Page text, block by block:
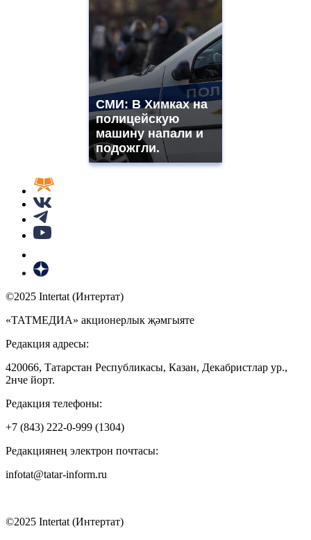
СМИ: В Химках на
полицейскую
машину напали и
подожгли.
©2025 Intertat (Интертат)
«ТАТМЕДИА» акционерлык җәмгыяте
Редакция адресы:
420066, Татарстан Республикасы, Казан, Декабристлар ур.,
2нче йорт.
Редакция телефоны:
+7 (843) 222-0-999 (1304)
Редакциянең электрон почтасы:
infotat@tatar-inform.ru
©2025 Intertat (Интертат)